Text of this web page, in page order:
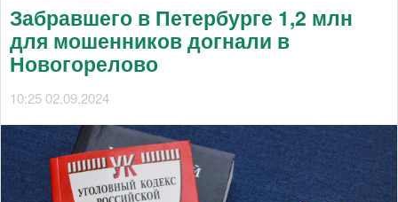
Забравшего в Петербурге 1,2 млн
для мошенников догнали в
Новогорелово
10:25 02.09.2024